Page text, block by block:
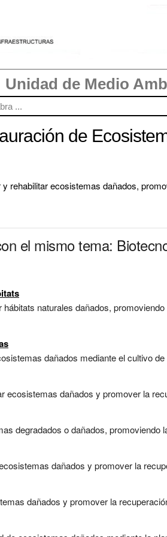
Unidad de Medio
de
rehabilitar ecosistemas dañados,
el mismo tema:
naturales dañados,
dañados mediante el cultivo
ecosistemas dañados y promover la
degradados o dañados, promoviendo
dañados y promover la
dañados y promover la